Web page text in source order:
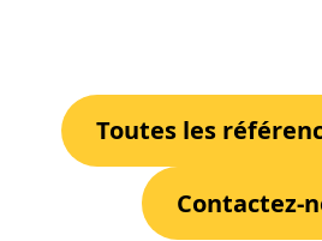
Toutes les
Contactez-